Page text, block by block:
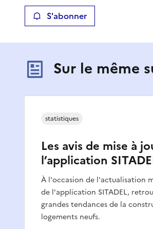
S'abonner
Sur le même
Les avis de mise à
l’application
À l'occasion de l'actualisation
de l'application SITADEL,
grandes tendances de la
logements neufs.
statistiques